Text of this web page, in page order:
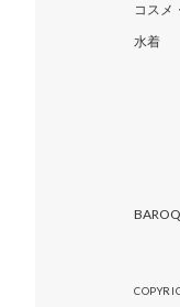
コスメ
水着